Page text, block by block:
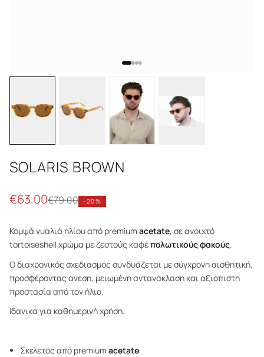
SOLARIS BROWN
€63.00€79.00 -20%
Κομψά γυαλιά ηλίου από premium acetate, σε ανοιχτό
tortoiseshell χρώμα με ζεστούς καφέπολωτικούς φακούς.
Ο διαχρονικός σχεδιασμός συνδυάζεται με σύγχρονη αισθητική,
προσφέροντας άνεση, μειωμένη αντανάκλαση και αξιόπιστη
προστασία από τον ήλιο.
Ιδανικά για καθημερινή χρήση.
Σκελετός από premium acetate